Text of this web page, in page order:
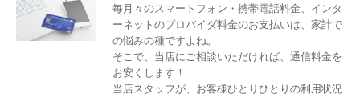
毎月々のスマートフォン・携帯電話料金、インタ
ーネットのプロバイダ料金のお支払いは、家計で
の悩みの種ですよね。
そこで、当店にご相談いただければ、通信料金を
お安くします！
当店スタッフが、お客様ひとりひとりの利用状況